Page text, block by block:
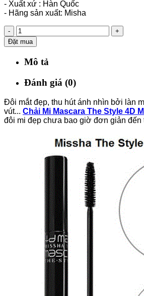
- Xuất xứ : Hàn Quốc
- Hãng sản xuất: Misha
-
+
Đặt mua
Mô tả
Đánh giá (0)
Đôi mắt đẹp, thu hút ánh nhìn bởi làn
vút... Chải Mi Mascara The Style 4D
đôi mi đẹp chưa bao giờ đơn giản đến